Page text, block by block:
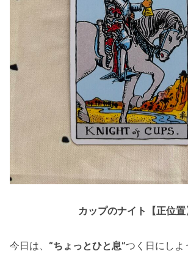
カップのナイト【正位置
今日は、 “ちょっとひと息”つく日にしよ